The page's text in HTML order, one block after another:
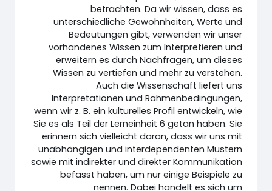
betrachten. Da wir wissen, dass es
unterschiedliche Gewohnheiten, Werte und
Bedeutungen gibt, verwenden wir unser
vorhandenes Wissen zum Interpretieren und
erweitern es durch Nachfragen, um dieses
Wissen zu vertiefen und mehr zu verstehen.
Auch die Wissenschaft liefert uns
Interpretationen und Rahmenbedingungen,
wenn wir z. B. ein kulturelles Profil entwickeln, wie
Sie es als Teil der Lerneinheit 6 getan haben. Sie
erinnern sich vielleicht daran, dass wir uns mit
unabhängigen und interdependenten Mustern
sowie mit indirekter und direkter Kommunikation
befasst haben, um nur einige Beispiele zu
nennen. Dabei handelt es sich um